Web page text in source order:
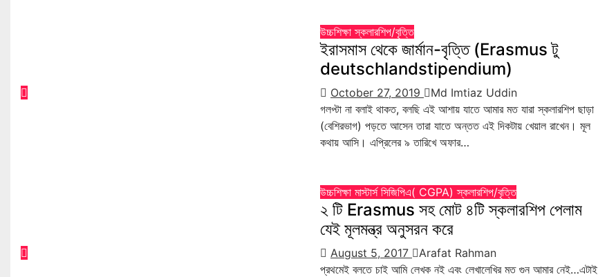
উচ্চশিক্ষাস্কলারশিপ/বৃত্তি
ইরাসমাস থেকে জার্মান-বৃত্তি (Erasmus টু
deutschlandstipendium)
October 27, 2019
Md Imtiaz Uddin
গলপ্টা না বলাই থাকত, বলছি এই আশায় যাতে আমার মত যারা স্কলারশিপ ছাড়া
(বেশিরভাগ) পড়তে আসেন তারা যাতে অন্তত এই দিকটায় খেয়াল রাখেন। মূল
কথায় আসি। এপ্রিলের ৯ তারিখে অফার…
উচ্চশিক্ষা মাস্টার্স সিজিপিএ( CGPA)স্কলারশিপ/বৃত্তি
২ টি Erasmus সহ মোট ৪টি স্কলারশিপ পেলাম
যেই মূলমন্ত্র অনুসরন করে
August 5, 2017
Arafat Rahman
প্রথমেই বলতে চাই আমি লেখক নই এবং লেখালেখির মত গুন আমার নেই…এটাই